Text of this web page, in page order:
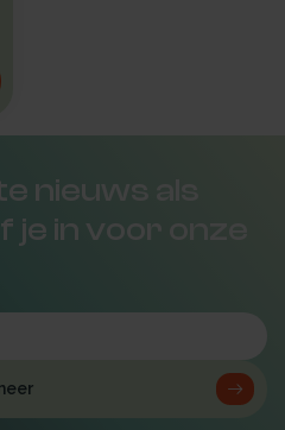
nieuws als
in voor onze